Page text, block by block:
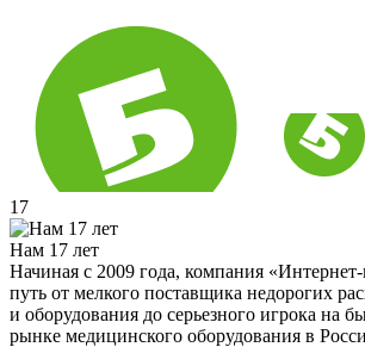
17
Нам 17 лет
Начиная с 2009 года, компания
путь от мелкого поставщика недорогих
и оборудования до серьезного игрока на
рынке медицинского оборудования в